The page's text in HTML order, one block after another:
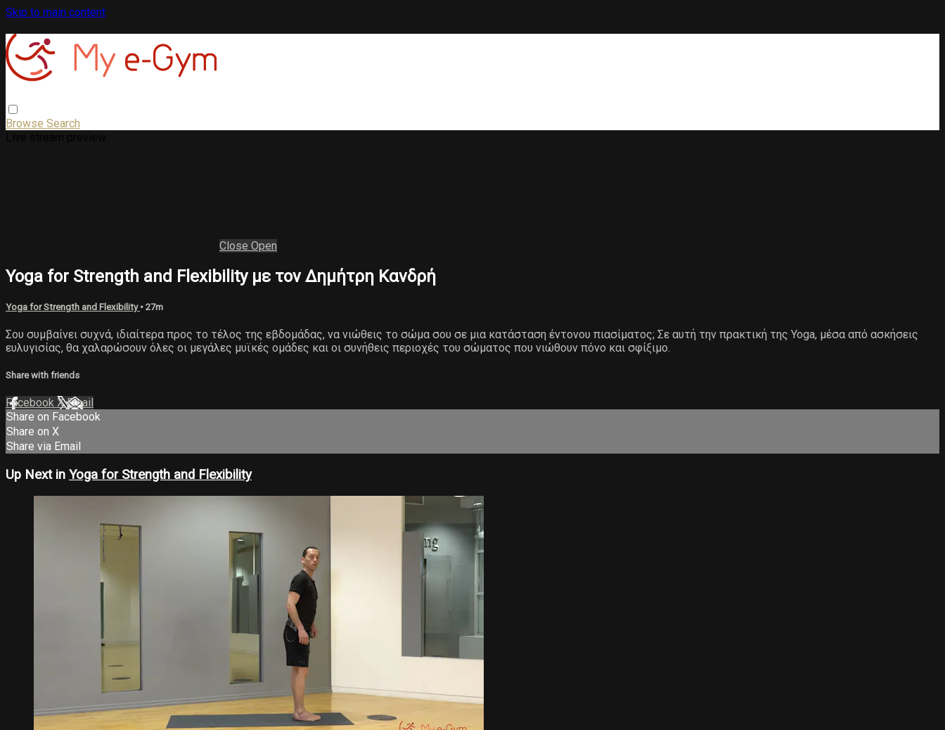
Skip to main content
Browse Search
Close Open
Yoga for Strength and Flexibility με τον Δημήτρη Κανδρή
Yoga for Strength and Flexibility • 27m
Σου συμβαίνει συχνά, ιδιαίτερα προς το τέλος της εβδομάδας, να νιώθεις το σώμα σου σε μια κατάσταση έντονου πιασίματος; Σε αυτή την πρακτική της Yoga, μέσα από ασκήσεις
ευλυγισίας, θα χαλαρώσουν όλες οι μεγάλες μυϊκές ομάδες και οι συνήθεις περιοχές του σώματος που νιώθουν πόνο και σφίξιμο.
Share with friends
Facebook XEmail
Share on Facebook
Share on X
Share via Email
Up Next in Yoga for Strength and Flexibility